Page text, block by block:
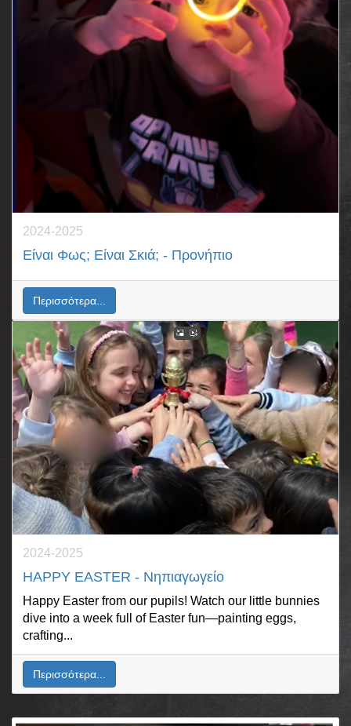
2024-2025
Είναι Φως; Eίναι Σκιά; - Προνήπιο
Περισσότερα...
2024-2025
HAPPY EASTER - Νηπιαγωγείο
Happy Easter from our pupils! Watch our little bunnies
dive into a week full of Easter fun—painting eggs,
crafting...
Περισσότερα...